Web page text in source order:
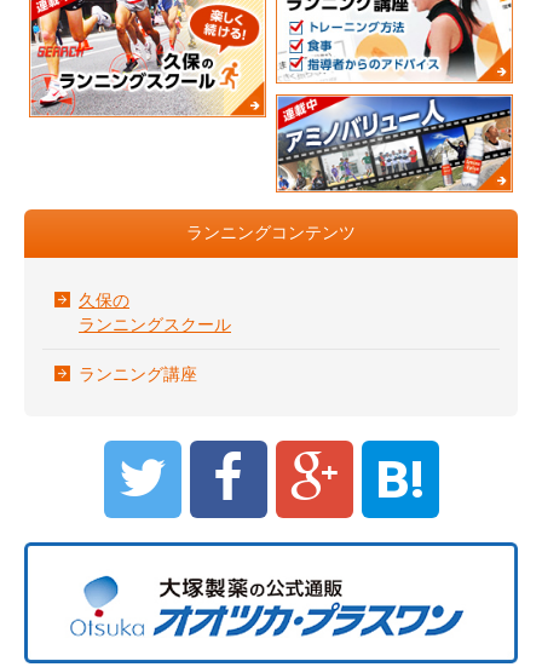
ランニングコンテンツ
久保の
ランニングスクール
ランニング講座
B!